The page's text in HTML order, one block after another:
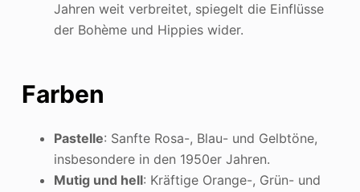
Jahren weit verbreitet, spiegelt die Einflüsse
der Bohème und Hippies wider.
Farben
Pastelle: Sanfte Rosa-, Blau- und Gelbtöne,
insbesondere in den 1950er Jahren.
Mutig und hell: Kräftige Orange-, Grün- und